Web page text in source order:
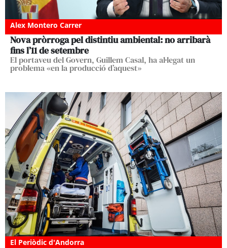
Alex Montero Carrer
Nova pròrroga pel distintiu ambiental: no arribarà
fins l’11 de setembre
El portaveu del Govern, Guillem Casal, ha al·legat un
problema «en la producció d’aquest»
El Periòdic d'Andorra